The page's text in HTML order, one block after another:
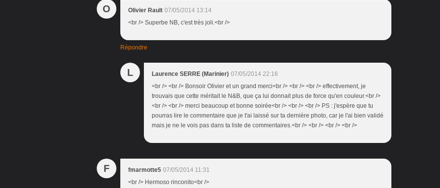
O Olivier Rault 07/05/2014 13:14
<br /> Superbe NB, c'est très joli.<br />
Répondre
L Laurence SERRE (Marinier) 07/05/2014 22:16
<br /> <br /> Bonsoir Olivier et un grand merci<br /> <br /> <br /> effectivement, je
trouvais que cette méritait le N&B, que ça lui donnait plus de force qu'en couleur.<br />
<br /> <br /> merci beaucoup et bonne soirée<br /> <br /> <br /> PS : j'espère que tu
pourras lire le commentaire que je t'ai laissé sur ta dernière photo, car je l'ai bien validé
mais je ne le vois pas dans ta liste de commentaires.<br /> <br /> <br /> <br />
F fmarmotte5 07/05/2014 11:31
<br /> Hermoso rinconito<br />